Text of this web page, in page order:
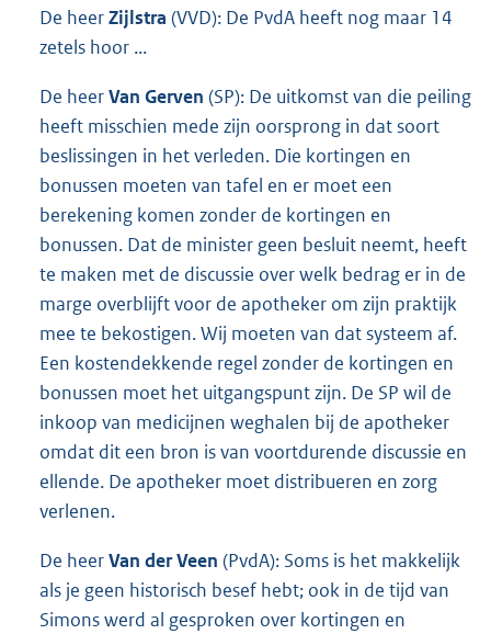
De heerZijlstra (VVD): De PvdA heeft nog maar 14
zetels hoor ...
De heerVan Gerven (SP): De uitkomst van die peiling
heeft misschien mede zijn oorsprong in dat soort
beslissingen in het verleden. Die kortingen en
bonussen moeten van tafel en er moet een
berekening komen zonder de kortingen en
bonussen. Dat de minister geen besluit neemt, heeft
te maken met de discussie over welk bedrag er in de
marge overblijft voor de apotheker om zijn praktijk
mee te bekostigen. Wij moeten van dat systeem af.
Een kostendekkende regel zonder de kortingen en
bonussen moet het uitgangspunt zijn. De SP wil de
inkoop van medicijnen weghalen bij de apotheker
omdat dit een bron is van voortdurende discussie en
ellende. De apotheker moet distribueren en zorg
verlenen.
De heerVan der Veen (PvdA): Soms is het makkelijk
als je geen historisch besef hebt; ook in de tijd van
Simons werd al gesproken over kortingen en